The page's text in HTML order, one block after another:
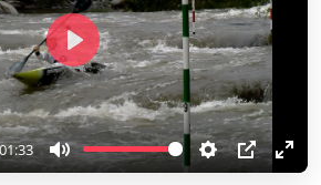
01:33
M
S
P
E
P
l
a
y